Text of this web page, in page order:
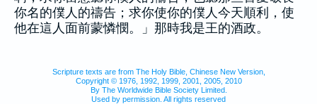
你名的僕人的禱告；求你使你的僕人今天順利，使
他在這人面前蒙憐憫。」那時我是王的酒政。
Scripture texts are from The Holy Bible, Chinese New Version,
Copyright © 1976, 1992, 1999, 2001, 2005, 2010
By The Worldwide Bible Society Limited.
Used by permission. All rights reserved